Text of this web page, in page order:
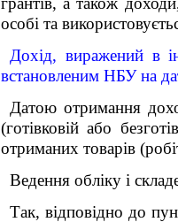
особі та
Дохід, виражений в
встановленим НБУ на
Датою отримання
(готівковій або
отриманих товарів
Ведення обліку і
Так, відповідно до п